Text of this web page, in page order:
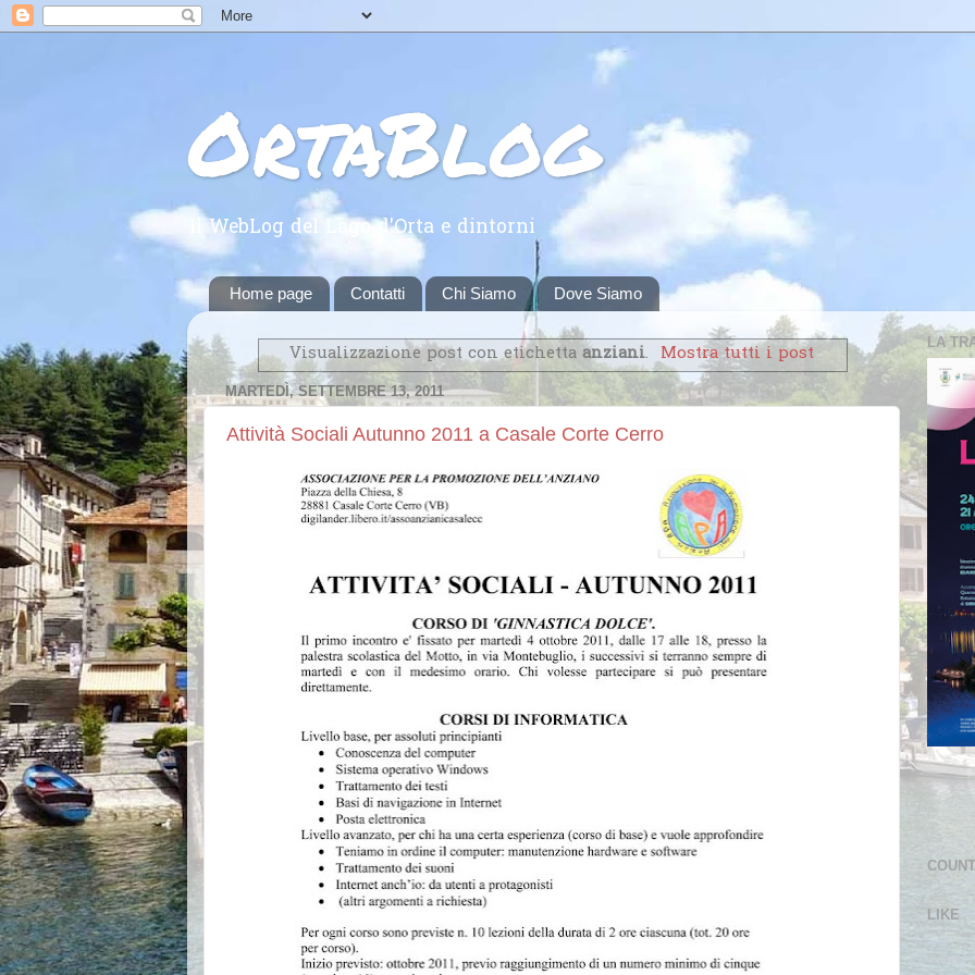
OrtaBlog
Il WebLog del Lago d'Orta e dintorni
Home page Contatti Chi Siamo Dove Siamo
Visualizzazione post con etichettaanziani. Mostra tutti i post
MARTEDÌ, SETTEMBRE 13, 2011
Attività Sociali Autunno 2011 a Casale Corte Cerro
LA
LIKE